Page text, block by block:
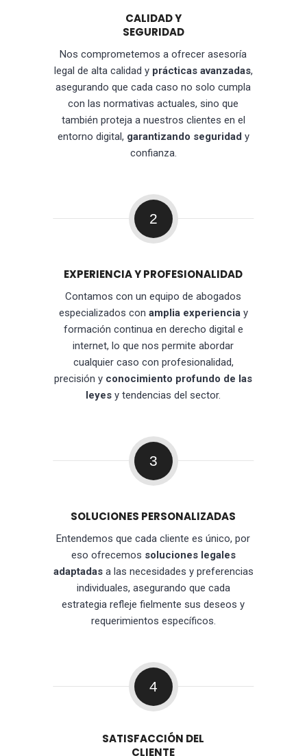
CALIDAD Y
SEGURIDAD
Nos comprometemos a ofrecer asesoría
legal de alta calidad y prácticas avanzadas,
asegurando que cada caso no solo cumpla
con las normativas actuales, sino que
también proteja a nuestros clientes en el
entorno digital, garantizando seguridad y
confianza.
2
EXPERIENCIA Y PROFESIONALIDAD
Contamos con un equipo de abogados
especializados con amplia experienciay
formación continua en derecho digital e
internet, lo que nos permite abordar
cualquier caso con profesionalidad,
precisión y conocimiento profundo de las
leyes y tendencias del sector.
3
SOLUCIONES PERSONALIZADAS
Entendemos que cada cliente es único, por
eso ofrecemos soluciones legales
adaptadasa las necesidades y preferencias
individuales, asegurando que cada
estrategia refleje fielmente sus deseos y
requerimientos específicos.
4
SATISFACCIÓN DEL
CLIENTE